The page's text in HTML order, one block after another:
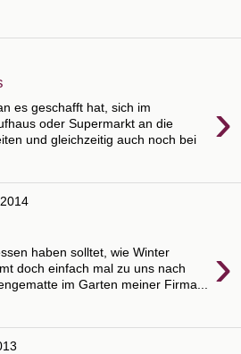
›
es geschafft hat, sich im
oder Supermarkt an die
und gleichzeitig auch noch bei
›
haben solltet, wie Winter
doch einfach mal zu uns nach
im Garten meiner Firma...